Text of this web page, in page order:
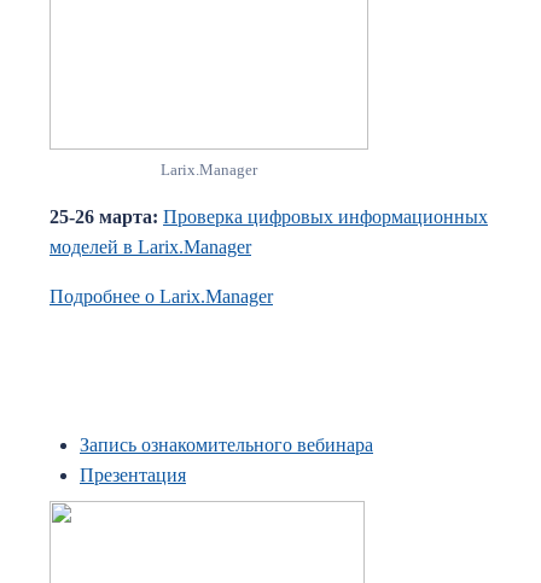
Larix.Manager
25-26 марта: Проверка цифровых информационных
моделей в Larix.Manager
Подробнее о Larix.Manager
Запись ознакомительного вебинара
Презентация